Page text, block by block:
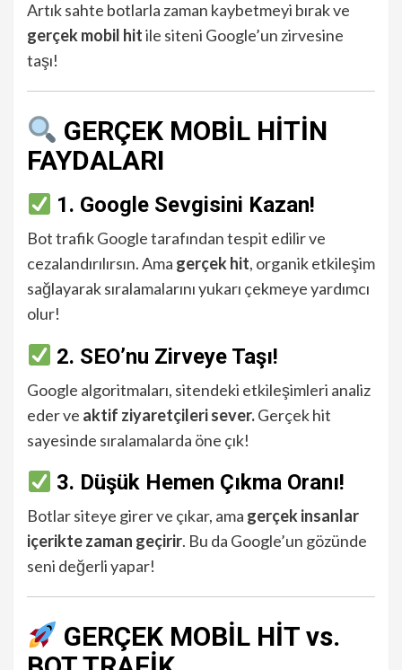
Artık sahte botlarla zaman kaybetmeyi bırak ve
gerçek mobil hitile siteni Google’un zirvesine
taşı!
GERÇEK MOBİL HİTİN
FAYDALARI
1. Google Sevgisini Kazan!
Bot trafik Google tarafından tespit edilir ve
cezalandırılırsın. Ama gerçek hit, organik etkileşim
sağlayarak sıralamalarını yukarı çekmeye yardımcı
olur!
2. SEO’nu Zirveye Taşı!
Google algoritmaları, sitendeki etkileşimleri analiz
eder ve aktif ziyaretçileri sever.Gerçek hit
sayesinde sıralamalarda öne çık!
3. Düşük Hemen Çıkma Oranı!
Botlar siteye girer ve çıkar, ama gerçek insanlar
içerikte zaman geçirir. Bu da Google’un gözünde
seni değerli yapar!
GERÇEK MOBİL HİT vs.